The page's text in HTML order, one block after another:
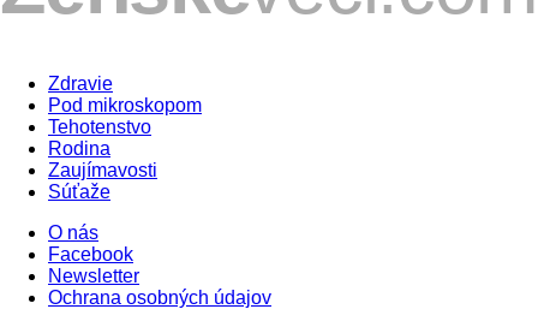
Zdravie
Pod mikroskopom
Tehotenstvo
Rodina
Zaujímavosti
Súťaže
O nás
Facebook
Newsletter
Ochrana osobných údajov